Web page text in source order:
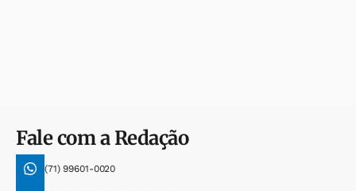
Fale com a Redação
(71) 99601-0020